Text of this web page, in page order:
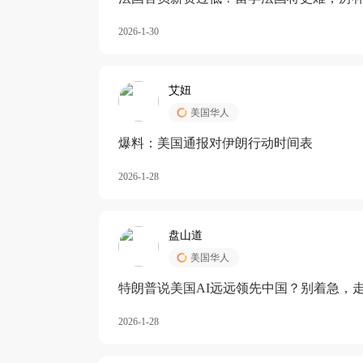
2026-1-30
艾妞
美国华人
爆料：美国通报对伊朗行动时间表
2026-1-28
盘山道
美国华人
特朗普说美国AI远远领先中国？别着急，
2026-1-28